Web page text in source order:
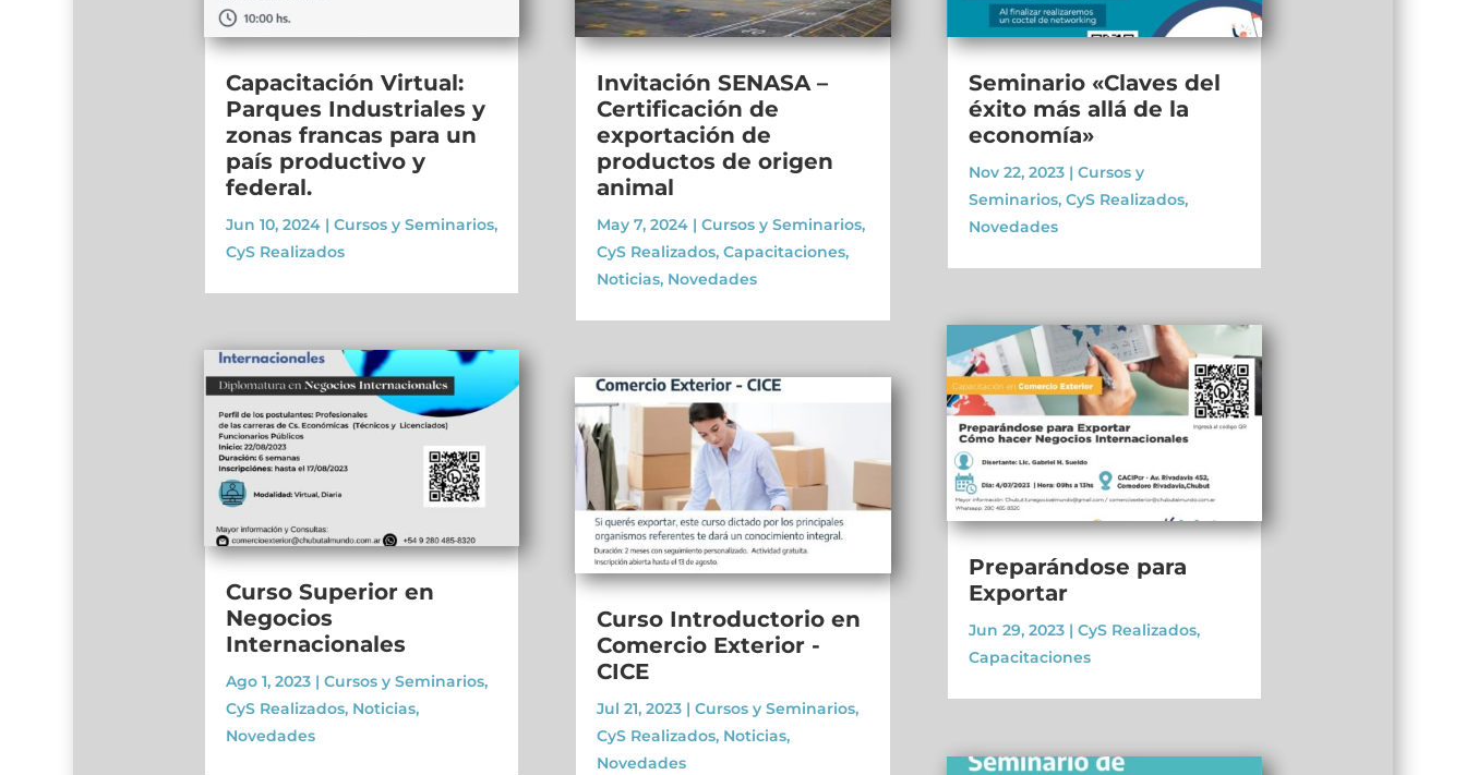
Capacitación Virtual:
Parques Industriales y
zonas francas para un
país productivo y
federal.
Jun 10, 2024 |Cursos y Seminarios,
CyS Realizados
Curso Superior en
Negocios
Internacionales
Ago 1, 2023 |Cursos y Seminarios,
CyS Realizados, Noticias,
Novedades
Invitación SENASA –
Certificación de
exportación de
productos de origen
animal
May 7, 2024 |Cursos y Seminarios,
CyS Realizados,Capacitaciones,
Noticias, Novedades
Curso Introductorio en
Comercio Exterior -
CICE
Jul 21, 2023 |Cursos y Seminarios,
CyS Realizados, Noticias,
Novedades
Seminario «Claves del
éxito más allá de la
economía»
Nov 22, 2023| Cursos y
Seminarios, CyS Realizados,
Novedades
Preparándose para
Exportar
Jun 29, 2023| CyS Realizados,
Capacitaciones